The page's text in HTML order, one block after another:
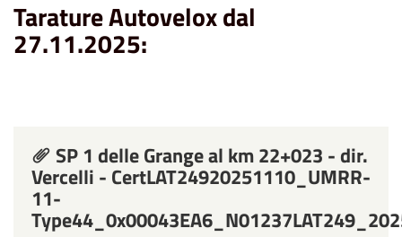
Tarature Autovelox dal
27.11.2025:
SP 1 delle Grange al km 22+023 - dir.
Vercelli - CertLAT24920251110_UMRR-
11-